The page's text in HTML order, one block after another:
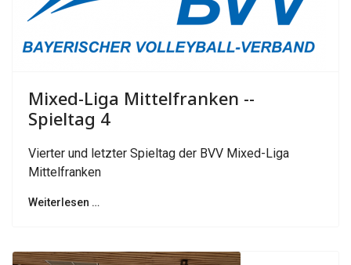
Mixed-Liga Mittelfranken --
Spieltag 4
Vierter und letzter Spieltag der BVV Mixed-Liga
Mittelfranken
Weiterlesen …